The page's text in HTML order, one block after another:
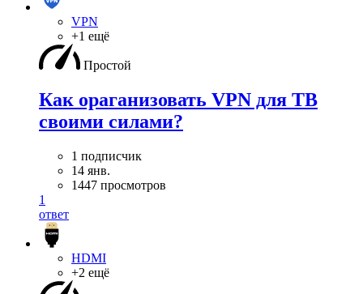
VPN
+1 ещё
Простой
Как ораганизовать VPN для ТВ
своими силами?
1 подписчик
14 янв.
1447 просмотров
1
ответ
HDMI
+2 ещё